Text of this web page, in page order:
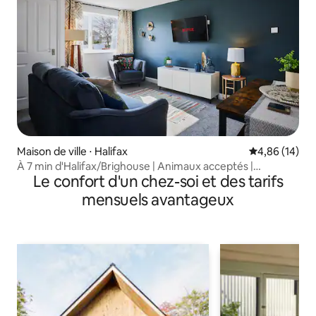
Maison de ville ⋅ Halifax Évaluation
4,86 (14)
À 7 min d'Halifax/Brighouse | Animaux acceptés |
Stationnement pour 2 voitures
Le confort d'un chez-soi et des tarifs
mensuels avantageux